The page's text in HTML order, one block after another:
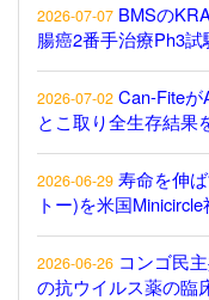
2026-07-07 BMSの
腸癌2番手治療Ph3
2026-07-02 Can-Fite
とこ取り全生存結果
2026-06-29 寿命を伸
トー)を米国
2026-06-26 コンゴ民
の抗ウイルス薬の臨